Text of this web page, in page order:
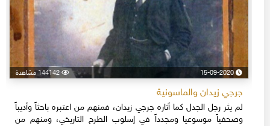
15-09-2020 144142 مشاهدة
جرجي زيدان والماسونية
لم يثر رجل الجدل كما أثاره جرجي زيدان، فمنهم من اعتبره باحثاً وأديباً
وصحفياً موسوعيا ومجدداً في إسلوب الطرح التاريخي، ومنهم من